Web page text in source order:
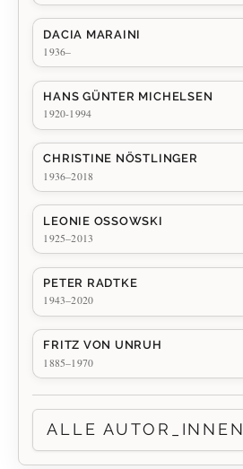
DACIA MARAINI
1936–
HANS GÜNTER MICHELSEN
1920-1994
CHRISTINE NÖSTLINGER
1936–2018
LEONIE OSSOWSKI
1925–2013
PETER RADTKE
1943–2020
FRITZ VON UNRUH
1885–1970
ALLE AUTOR_INNEN